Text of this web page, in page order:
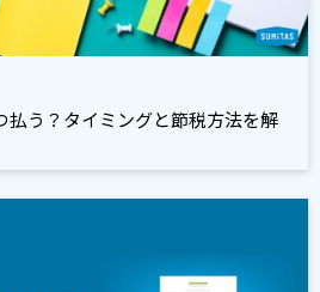
払う？タイミングと節税方法を解